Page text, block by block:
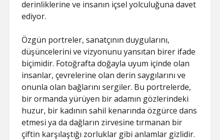
derinliklerine ve insanın içsel yolculuğuna davet
ediyor.
Özgün portreler, sanatçının duygularını,
düşüncelerini ve vizyonunu yansıtan birer ifade
biçimidir. Fotoğrafta doğayla uyum içinde olan
insanlar, çevrelerine olan derin saygılarını ve
onunla olan bağlarını sergiler. Bu portrelerde,
bir ormanda yürüyen bir adamın gözlerindeki
huzur, bir kadının sahil kenarında özgürce dans
etmesi ya da dağların zirvesine tırmanan bir
çiftin karşılaştığı zorluklar gibi anlamlar gizlidir.